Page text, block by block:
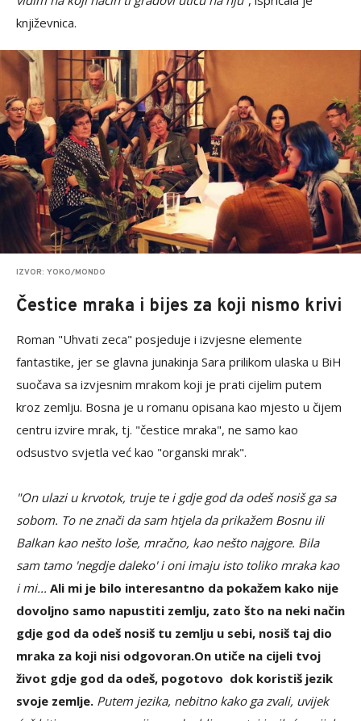
književnica.
IZVOR: YOKO/MONDO
Čestice mraka i bijes za koji nismo krivi
Roman "Uhvati zeca" posjeduje i izvjesne elemente
fantastike, jer se glavna junakinja Sara prilikom ulaska u BiH
suočava sa izvjesnim mrakom koji je prati cijelim putem
kroz zemlju. Bosna je u romanu opisana kao mjesto u čijem
centru izvire mrak, tj. "čestice mraka", ne samo kao
odsustvo svjetla već kao "organski mrak".
"On ulazi u krvotok, truje te i gdje god da odeš nosiš ga sa
sobom. To ne znači da sam htjela da prikažem Bosnu ili
Balkan kao nešto loše, mračno, kao nešto najgore. Bila
sam tamo 'negdje daleko' i oni imaju isto toliko mraka kao
i mi... Ali mi je bilo interesantno da pokažem kako nije
dovoljno samo napustiti zemlju, zato što na neki način
gdje god da odeš nosiš tu zemlju u sebi, nosiš taj dio
mraka za koji nisi odgovoran.On utiče na cijeli tvoj
život gdje god da odeš, pogotovo dok koristiš jezik
svoje zemlje. Putem jezika, nebitno kako ga zvali, uvijek